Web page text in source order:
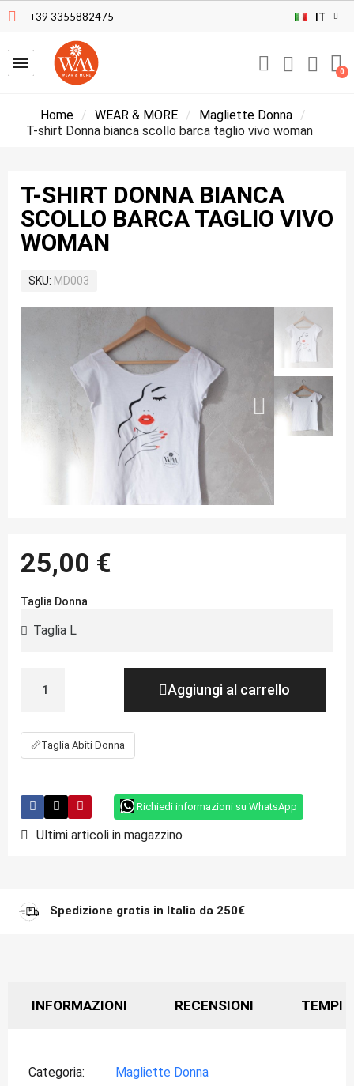
+39 3355882475 IT
Home WEAR & MORE
Magliette Donna
T-shirt Donna bianca scollo barca taglio vivo woman
T-SHIRT DONNA BIANCA
SCOLLO BARCA TAGLIO VIVO
WOMAN
SKU MD003
25,00 €
Taglia Donna
Aggiungi al carrello
📏Taglia Abiti Donna
Richiedi informazioni su WhatsApp
Ultimi articoli in magazzino
Spedizione gratis in Italia da 250€
INFORMAZIONI RECENSIONI TEMPI
Categoria
Magliette Donna